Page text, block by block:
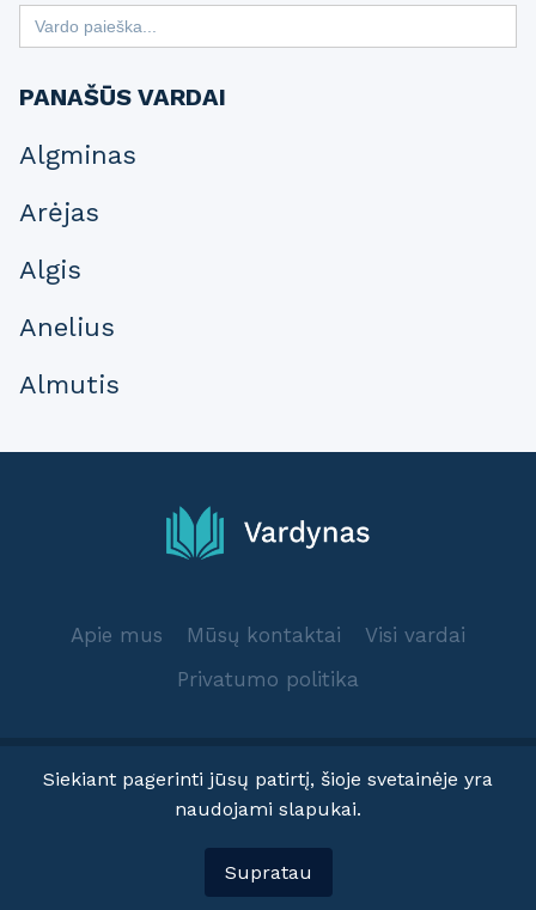
Search
for:
PANAŠŪS VARDAI
Algminas
Arėjas
Algis
Anelius
Almutis
Apie mus Mūsų kontaktai
Visi vardai
Privatumo politika
© 2025 Vardynas.info
Siekiant pagerinti jūsų patirtį, šioje svetainėje yra
naudojami slapukai.
Supratau